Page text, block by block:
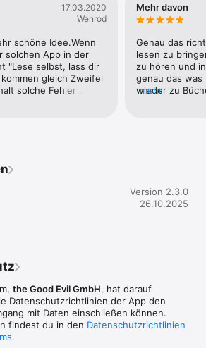
Lesespaß zu Deutschlands größtem
"Lesestart - Drei
zum Mitspielen
zahlreichen Point & Touch-Funktionen
für junge Kinder zum Vergnügen. Das
die Geschichten nachgespielt werden
in der App viele Möglichkeiten
für das Lesen" ist ein
17.03.2020
Wenrod
schöne Idee.Wenn
solchen App in der
"Lese selbst, lass dir
gleich Zweifel
solche Fehler
Mehr davon
Genau das
lesen zu
zu hören und
genau das was
wieder zu
mehr
Version 2.3.0
26.10.2025
the Good Evil GmbH, hat darauf
Datenschutz­richtlinien der App den
mit Daten einschließen können.
findest du in den Datenschutzrichtlinien
.